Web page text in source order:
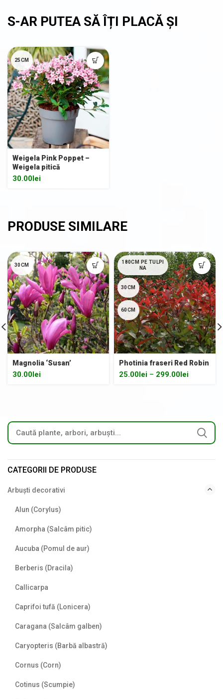
25CM
Weigela Pink Poppet –
Weigela pitică
30.00lei
30CM
Magnolia ‘Susan’
30.00lei
180CM PE TULPI
NA
30CM
60CM
Photinia fraseri Red Robin
25.00lei – 299.00lei
CATEGORII DE PRODUSE
Arbuști decorativi
Alun (Corylus)
Amorpha (Salcâm pitic)
Aucuba (Pomul de aur)
Berberis (Dracila)
Callicarpa
Caprifoi tufă (Lonicera)
Caragana (Salcâm galben)
Caryopteris (Barbă albastră)
Cornus (Corn)
Cotinus (Scumpie)